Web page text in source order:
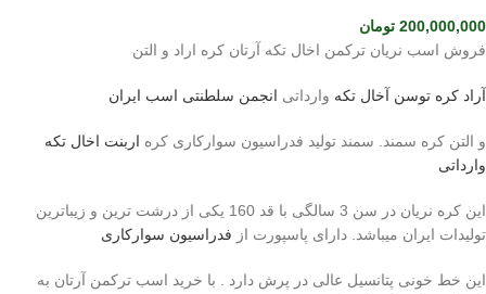
200,000,000 تومان
فروش اسب نریان ترکمن اخال تکه آرتان کره اراد و التن
آراد کره توسن آخال تکه وارداتی انجمن سلطنتی اسب ایران
و التن کره سمند. سمند تولید فدراسیون سوارکاری کره اربنت اخال تکه
وارداتی
این کره نریان در سن 3 سالگی با قد 160 یکی از درشت ترین و زیباترین
تولیدات ایران میباشد. دارای پاسپورت از فدراسیون سوارکاری
این خط خونی پتانسیل عالی در پرش دارد . با خرید اسب ترکمن آرتان به